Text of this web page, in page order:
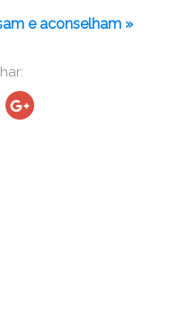
e aconselham »